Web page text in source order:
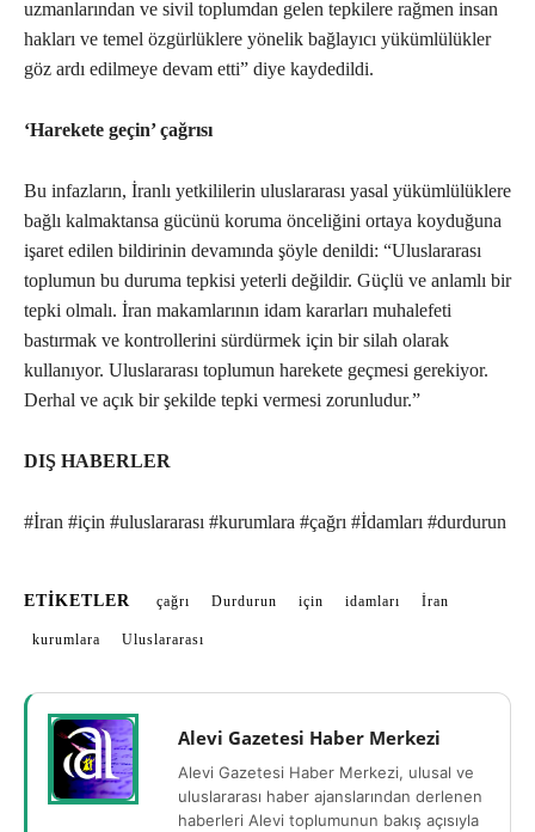
uzmanlarından ve sivil toplumdan gelen tepkilere rağmen insan
hakları ve temel özgürlüklere yönelik bağlayıcı yükümlülükler
göz ardı edilmeye devam etti” diye kaydedildi.
‘Harekete geçin’ çağrısı
Bu infazların, İranlı yetkililerin uluslararası yasal yükümlülüklere
bağlı kalmaktansa gücünü koruma önceliğini ortaya koyduğuna
işaret edilen bildirinin devamında şöyle denildi: “Uluslararası
toplumun bu duruma tepkisi yeterli değildir. Güçlü ve anlamlı bir
tepki olmalı. İran makamlarının idam kararları muhalefeti
bastırmak ve kontrollerini sürdürmek için bir silah olarak
kullanıyor. Uluslararası toplumun harekete geçmesi gerekiyor.
Derhal ve açık bir şekilde tepki vermesi zorunludur.”
DIŞ HABERLER
#İran #için #uluslararası #kurumlara #çağrı #İdamları #durdurun
ETIKETLER çağrı Durdurun için idamları İran
kurumlara Uluslararası
Alevi Gazetesi Haber Merkezi
Alevi Gazetesi Haber Merkezi, ulusal ve
uluslararası haber ajanslarından derlenen
haberleri Alevi toplumunun bakış açısıyla